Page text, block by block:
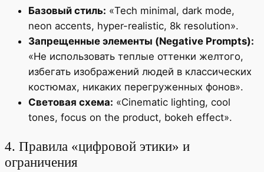
Базовый стиль: «Tech minimal, dark mode,
neon accents, hyper-realistic, 8k resolution».
Запрещенные элементы (Negative Prompts):
«Не использовать теплые оттенки желтого,
избегать изображений людей в классических
костюмах, никаких перегруженных фонов».
Световая схема: «Cinematic lighting, cool
tones, focus on the product, bokeh effect».
4. Правила «цифровой этики» и
ограничения